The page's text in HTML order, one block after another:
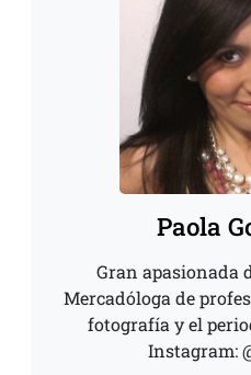
Paola
Gran apasionada
Mercadóloga de
fotografía y el
Instagram: